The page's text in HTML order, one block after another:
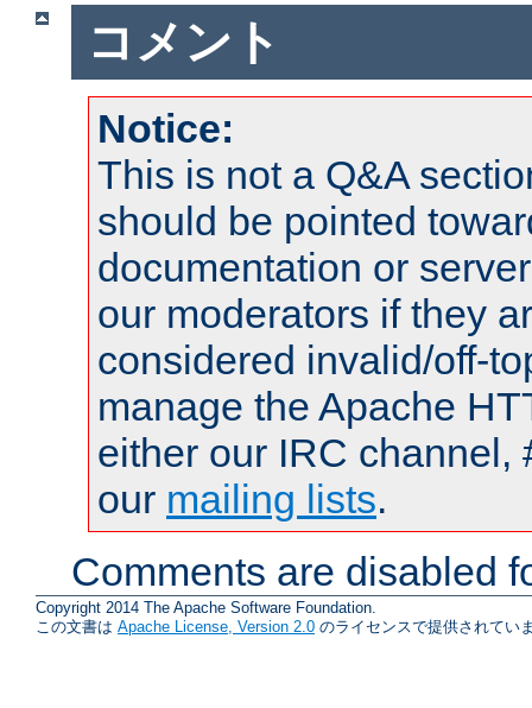
コメント
Notice:
This is not a Q&A
should be pointed
documentation or
our moderators if they
considered invalid/off-
manage the Apache
either our IRC channel,
our mailing lists.
Comments are disabled
Copyright 2014 The Apache Software Foundation.
この文書は Apache License, Version 2.0 のライセンスで提供されてい